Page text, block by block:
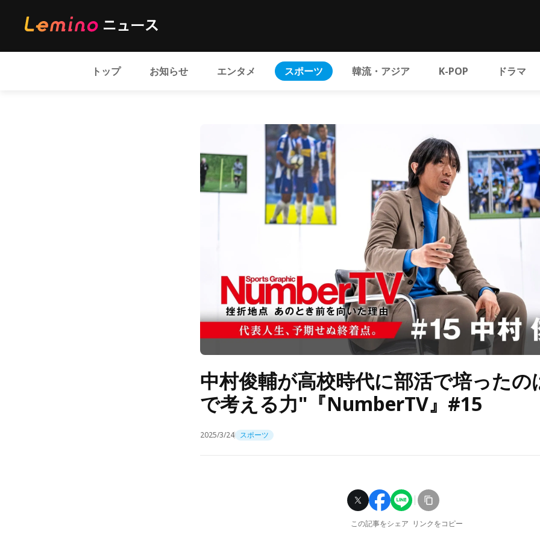
トップ お知らせ エンタメ スポーツ 韓流・アジア K-POP ドラマ
中村俊輔が高校時代に部活で培ったの
で考える力"『NumberTV』#15
2025/3/24 スポーツ
この記事をシェア リンクをコピー